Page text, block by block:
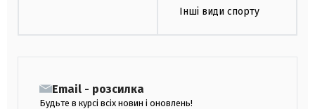
Інші види спорту
Email - розсилка
Будьте в курсі всіх новин і оновлень!